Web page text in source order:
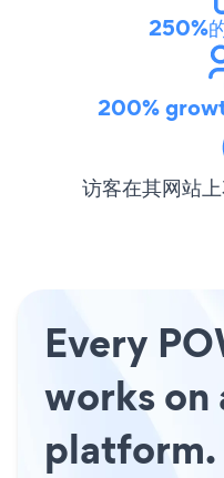
250%
200%
访客在其网站
Every
works on
platform.